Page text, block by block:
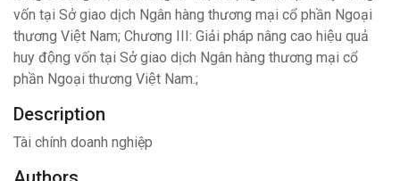
vốn tại Sở giao dịch Ngân hàng thương mại cổ phần Ngoại
thương Việt Nam; Chương III: Giải pháp nâng cao hiệu quả
huy động vốn tại Sở giao dịch Ngân hàng thương mại cổ
phần Ngoại thương Việt Nam.;
Description
Tài chính doanh nghiệp